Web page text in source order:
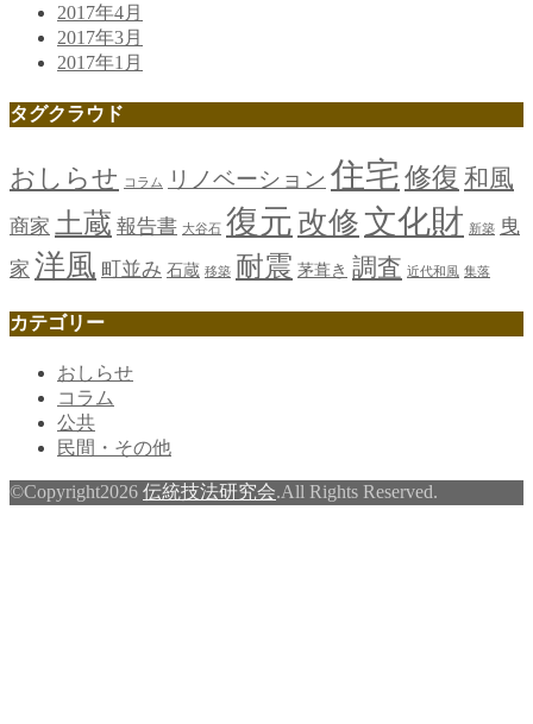
2017年4月
2017年3月
2017年1月
タグクラウド
おしらせ コラム リノベーション 住宅修復 和風
商家 土蔵 報告書 大谷石 復元 改修文化財 新築 曳
家 洋風 町並み 石蔵 移築 耐震 茅葺き 調査 近代和風 集落
カテゴリー
おしらせ
コラム
公共
民間・その他
©Copyright2026 伝統技法研究会.All Rights Reserved.